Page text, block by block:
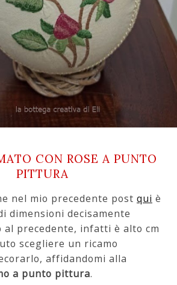
CON ROSE A PUNTO
PITTURA
nel mio precedente post qui è
dimensioni decisamente
precedente, infatti è alto cm
scegliere un ricamo
affidandomi alla
a punto pittura.